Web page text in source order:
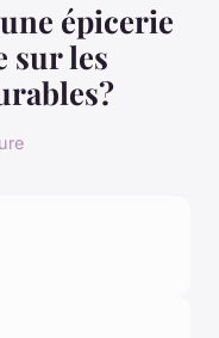
épicerie
sur les